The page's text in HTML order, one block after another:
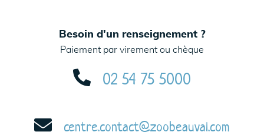
Besoin d'un renseignement ?
Paiement par virement ou chèque
02 54 75 5000
centre.contact@zoobeauval.com